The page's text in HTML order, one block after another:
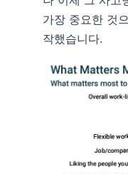
가장 중요한 것
작했습니다.